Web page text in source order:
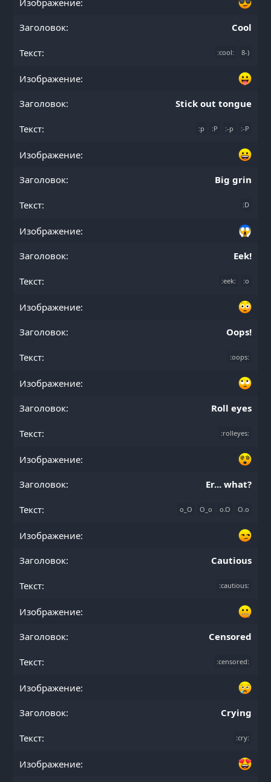
Cool
:cool: 8-)
Stick out tongue
:p :P :-p :-P
Big grin
:D
Eek!
:eek: :o
Oops!
:oops:
Roll eyes
:rolleyes:
Er... what?
o_O O_o o.O O.o
Cautious
:cautious:
Censored
:censored:
Crying
:cry: